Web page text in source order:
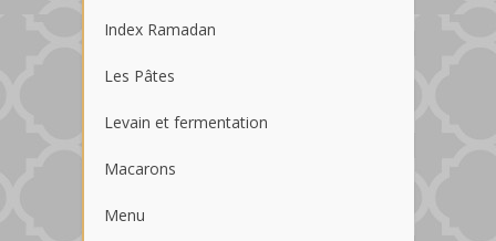
Index Ramadan
Les Pâtes
Levain et fermentation
Macarons
Menu